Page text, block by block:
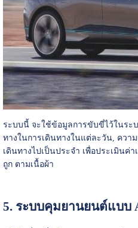
ระบบนี้ จะใช้ข้อมูลการขับขี่ไว้ในระ
ทางในการเดินทางในแต่ละวัน, ควา
เดินทางไปเป็นประจำ เพื่อประเมินค่
ถูก ตามเนื้อผ้า
5. ระบบคุมยานยนต์แบบ